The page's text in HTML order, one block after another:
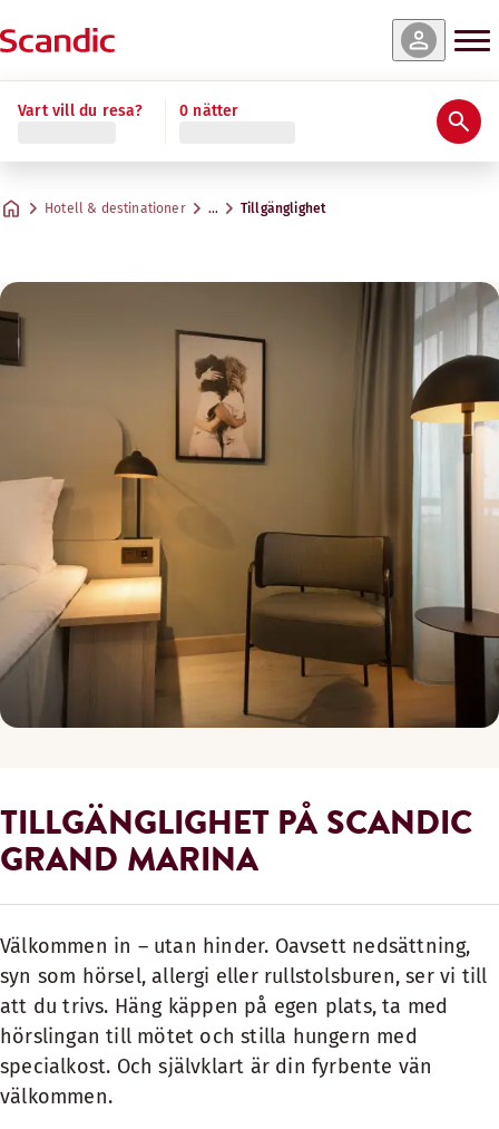
Vart vill du resa? 0 nätter
Hotell & destinationer … Tillgänglighet
TILLGÄNGLIGHET PÅ SCANDIC
GRAND MARINA
Välkommen in – utan hinder. Oavsett nedsättning,
syn som hörsel, allergi eller rullstolsburen, ser vi till
att du trivs. Häng käppen på egen plats, ta med
hörslingan till mötet och stilla hungern med
specialkost. Och självklart är din fyrbente vän
välkommen.